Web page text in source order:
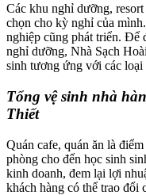
Panel
Panel
Panel
Panel
Panel
forum
panel
Các khu nghỉ dưỡng,
chọn cho kỳ nghỉ của
nghiệp cũng phát triển. Để
nghỉ dưỡng, Nhà Sạch
sinh tương ứng với các loại
Tổng vệ sinh nhà
Thiết
Quán cafe, quán ăn là
phòng cho đến học sinh
kinh doanh, đem lại lợi
khách hàng có thể trao đổi